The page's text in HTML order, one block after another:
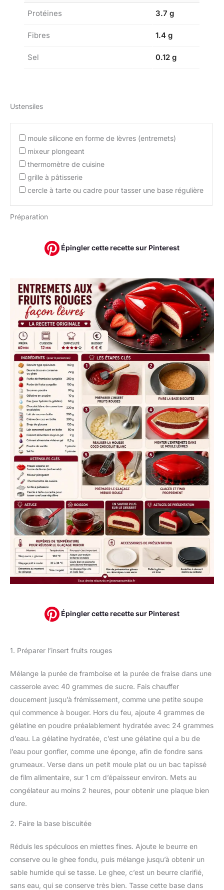
Protéines 3.7 g
Fibres 1.4 g
Sel 0.12 g
Ustensiles
moule silicone en forme de lèvres (entremets)
mixeur plongeant
thermomètre de cuisine
grille à pâtisserie
cercle à tarte ou cadre pour tasser une base régulière
Préparation
Épingler cette recette sur Pinterest
Épingler cette recette sur Pinterest
1. Préparer l’insert fruits rouges
Mélange la purée de framboise et la purée de fraise dans une
casserole avec 40 grammes de sucre. Fais chauffer
doucement jusqu’à frémissement, comme une petite soupe
qui commence à bouger. Hors du feu, ajoute 4 grammes de
gélatine en poudre préalablement hydratée avec 24 grammes
d’eau. La gélatine hydratée, c’est une gélatine qui a bu de
l’eau pour gonfler, comme une éponge, afin de fondre sans
grumeaux. Verse dans un petit moule plat ou un bac tapissé
de film alimentaire, sur 1 cm d’épaisseur environ. Mets au
congélateur au moins 2 heures, pour obtenir une plaque bien
dure.
2. Faire la base biscuitée
Réduis les spéculoos en miettes fines. Ajoute le beurre en
conserve ou le ghee fondu, puis mélange jusqu’à obtenir un
sable humide qui se tasse. Le ghee, c’est un beurre clarifié,
sans eau, qui se conserve très bien. Tasse cette base dans